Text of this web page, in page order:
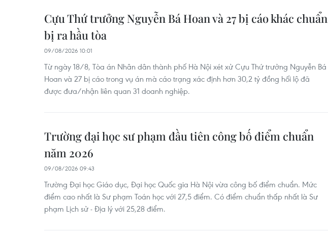
Cựu Thứ trưởng Nguyễn Bá Hoan và 27 bị cáo khác chuẩn
bị ra hầu tòa
09/08/2026 10:01
Từ ngày 18/8, Tòa án Nhân dân thành phố Hà Nội xét xử Cựu Thứ trưởng Nguyễn Bá
Hoan và 27 bị cáo trong vụ án mà cáo trạng xác định hơn 30,2 tỷ đồng hối lộ đã
được đưa/nhận liên quan 31 doanh nghiệp.
Trường đại học sư phạm đầu tiên công bố điểm chuẩn
năm 2026
09/08/2026 09:43
Trường Đại học Giáo dục, Đại học Quốc gia Hà Nội vừa công bố điểm chuẩn. Mức
điểm cao nhất là Sư phạm Toán học với 27,5 điểm. Có điểm chuẩn thấp nhất là Sư
phạm Lịch sử - Địa lý với 25,28 điểm.